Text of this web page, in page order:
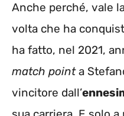
Anche perché, vale
volta che ha
ha fatto, nel 2021,
match pointa
vincitore dall’